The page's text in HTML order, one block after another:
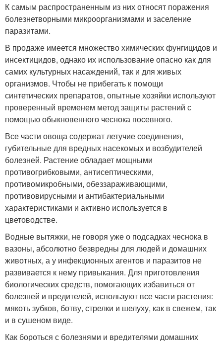
К самым распространенным из них относят поражения
болезнетворными микроорганизмами и заселение
паразитами.
В продаже имеется множество химических фунгицидов и
инсектицидов, однако их использование опасно как для
самих культурных насаждений, так и для живых
организмов. Чтобы не прибегать к помощи
синтетических препаратов, опытные хозяйки используют
проверенный временем метод защиты растений с
помощью обыкновенного чеснока посевного.
Все части овоща содержат летучие соединения,
губительные для вредных насекомых и возбудителей
болезней. Растение обладает мощными
противогрибковыми, антисептическими,
противомикробными, обеззараживающими,
противовирусными и антибактериальными
характеристиками и активно используется в
цветоводстве.
Водные вытяжки, не говоря уже о подсадках чеснока в
вазоны, абсолютно безвредны для людей и домашних
животных, а у инфекционных агентов и паразитов не
развивается к нему привыкания. Для приготовления
биологических средств, помогающих избавиться от
болезней и вредителей, используют все части растения:
мякоть зубков, ботву, стрелки и шелуху, как в свежем, так
и в сушеном виде.
Как бороться с болезнями и вредителями домашних